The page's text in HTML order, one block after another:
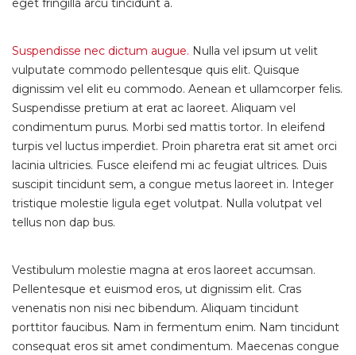
eget fringilla arcu tincidunt a.
Suspendisse nec dictum augue. Nulla vel ipsum ut velit
vulputate commodo pellentesque quis elit. Quisque
dignissim vel elit eu commodo. Aenean et ullamcorper felis.
Suspendisse pretium at erat ac laoreet. Aliquam vel
condimentum purus. Morbi sed mattis tortor. In eleifend
turpis vel luctus imperdiet. Proin pharetra erat sit amet orci
lacinia ultricies. Fusce eleifend mi ac feugiat ultrices. Duis
suscipit tincidunt sem, a congue metus laoreet in. Integer
tristique molestie ligula eget volutpat. Nulla volutpat vel
tellus non dap bus.
Vestibulum molestie magna at eros laoreet accumsan.
Pellentesque et euismod eros, ut dignissim elit. Cras
venenatis non nisi nec bibendum. Aliquam tincidunt
porttitor faucibus. Nam in fermentum enim. Nam tincidunt
consequat eros sit amet condimentum. Maecenas congue